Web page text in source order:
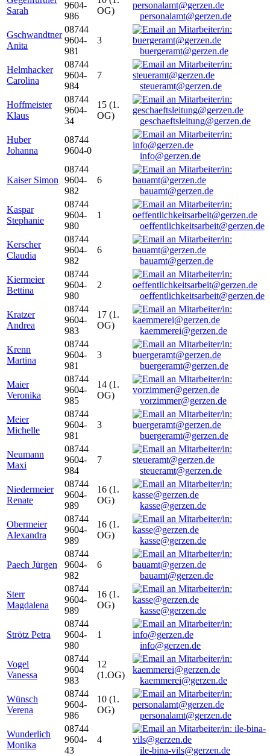
Sarah
9604-
986
OG)
personalamt@gerzen.de
Gschwandtner
Anita
08744
9604-
981
3
buergeramt@gerzen.de
Helmhacker
Carolina
08744
9604-
984
7
steueramt@gerzen.de
Hoffmeister
Klaus
08744
9604-
34
15 (1.
OG)
geschaeftsleitung@gerzen.de
Huber
Johanna
08744
9604-0
info@gerzen.de
Kaiser Simon
08744
9604-
982
6
bauamt@gerzen.de
Kaspar
Stephanie
08744
9604-
980
1
oeffentlichkeitsarbeit@gerzen.de
Kerscher
Claudia
08744
9604-
982
6
bauamt@gerzen.de
Kiermeier
Bettina
08744
9604-
980
2
oeffentlichkeitsarbeit@gerzen.de
Kratzer
Andrea
08744
9604-
983
17 (1.
OG)
kaemmerei@gerzen.de
Krenn
Martina
08744
9604-
981
3
buergeramt@gerzen.de
Maier
Veronika
08744
9604-
985
14 (1.
OG)
vorzimmer@gerzen.de
Meier
Michelle
08744
9604-
981
3
buergeramt@gerzen.de
Neumann
Maxi
08744
9604-
984
7
steueramt@gerzen.de
Niedermeier
Renate
08744
9604-
989
16 (1.
OG)
kasse@gerzen.de
Obermeier
Alexandra
08744
9604-
989
16 (1.
OG)
kasse@gerzen.de
Paech Jürgen
08744
9604-
982
6
bauamt@gerzen.de
Sterr
Magdalena
08744
9604-
989
16 (1.
OG)
kasse@gerzen.de
Strötz Petra
08744
9604-
980
1
info@gerzen.de
Vogel
Vanessa
08744
9604
983
12
(1.OG)
kaemmerei@gerzen.de
Wünsch
Verena
08744
9604-
986
10 (1.
OG)
personalamt@gerzen.de
Wunderlich
Monika
08744
9604-
43
4
ile-bina-vils@gerzen.de